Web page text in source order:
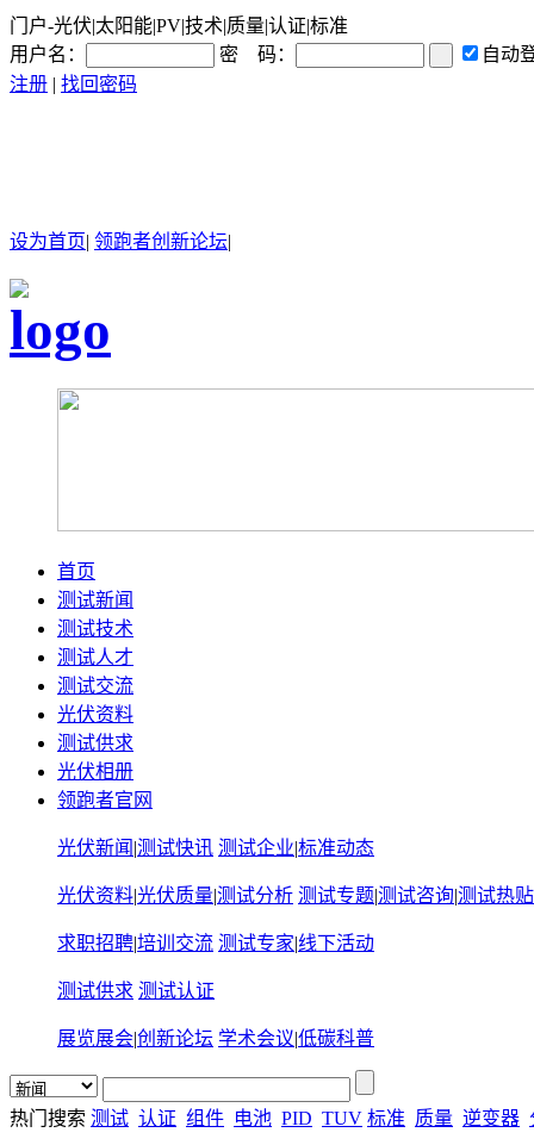
门户-光伏|太阳能|PV|技术|质量|认证|标准
用户名：
密 码：
自动
注册 | 找回密码
设为首页| 领跑者创新论坛|
首页
测试新闻
测试技术
测试人才
测试交流
光伏资料
测试供求
光伏相册
领跑者官网
光伏新闻 |测试快讯 测试企业|标准动态
光伏资料|光伏质量|测试分析 测试专题|测试咨询|测试热贴
求职招聘|培训交流 测试专家|线下活动
测试供求 测试认证
展览展会|创新论坛 学术会议|低碳科普
热门搜索 测试 认证 组件 电池 PID TUV 标准 质量 逆变器